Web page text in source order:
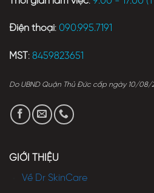
Điện thoại: 090.995.7191
MST : 8459823651
Do UBND Quận Thủ Đức cấp ngày 10/08/
GIỚI THIỆU
Về Dr SkinCare